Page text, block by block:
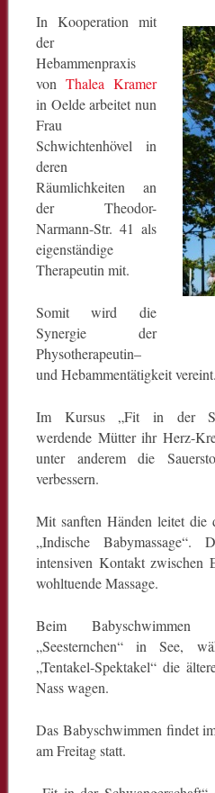
In Kooperation mit
der
Hebammenpraxis
von Thalea Kramer
in Oelde arbeitet nun
Frau
Schwichtenhövel in
deren
Räumlichkeiten an
der Theodor-
Narmann-Str. 41 als
eigenständige
Therapeutin mit.
Somit wird die
Synergie der
Physotherapeutin–
und Hebammentätigkeit vereint.
Im Kursus „Fit in der
werdende Mütter ihr Herz-
unter anderem die
verbessern.
Mit sanften Händen leitet die
„Indische
intensiven Kontakt
wohltuende Massage.
Beim
„Seesternchen“ in See,
„Tentakel-Spektakel“ die
Nass wagen.
Das Babyschwimmen findet
am Freitag statt.